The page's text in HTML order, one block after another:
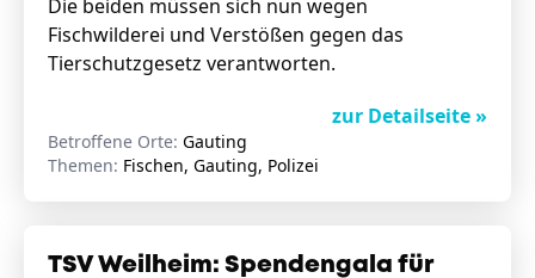
Die beiden müssen sich nun wegen
Fischwilderei und Verstößen gegen das
Tierschutzgesetz verantworten.
zur Detailseite »
Betroffene Orte: Gauting
Themen: Fischen, Gauting, Polizei
TSV Weilheim: Spendengala für